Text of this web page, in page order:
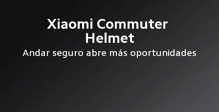
Xiaomi Commuter
Helmet
Andar seguro abre más oportunidades